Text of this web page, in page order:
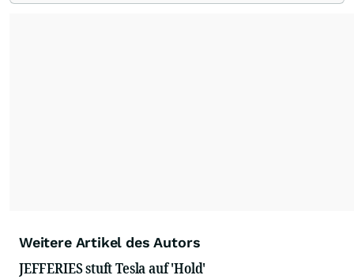
Weitere Artikel des Autors
JEFFERIES stuft Tesla auf 'Hold'